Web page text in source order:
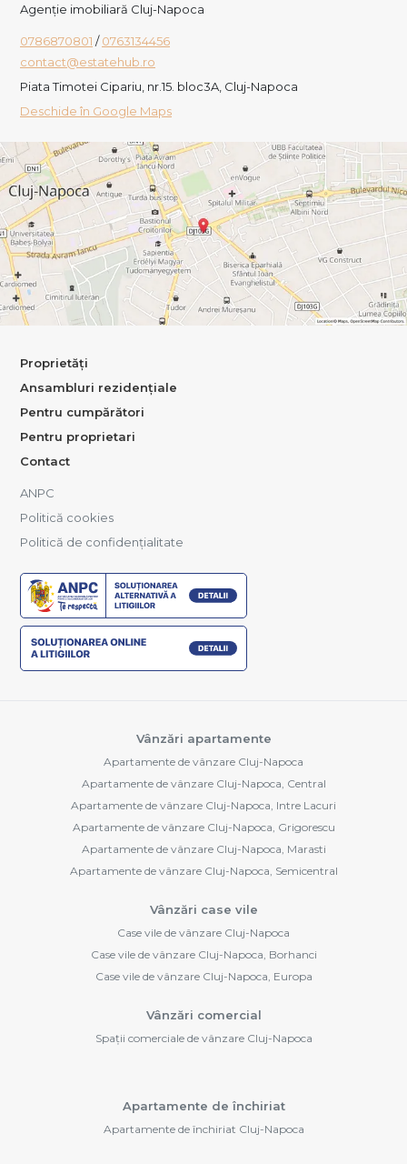
Agenție imobiliară Cluj-Napoca
0786870801 /0763134456
contact@estatehub.ro
Piata Timotei Cipariu, nr.15. bloc3A, Cluj-Napoca
Deschide în Google Maps
Proprietăți
Ansambluri rezidențiale
Pentru cumpărători
Pentru proprietari
Contact
ANPC
Politică cookies
Politică de confidențialitate
Vânzări apartamente
Apartamente de vânzare Cluj-Napoca
Apartamente de vânzare Cluj-Napoca, Central
Apartamente de vânzare Cluj-Napoca, Intre Lacuri
Apartamente de vânzare Cluj-Napoca, Grigorescu
Apartamente de vânzare Cluj-Napoca, Marasti
Apartamente de vânzare Cluj-Napoca, Semicentral
Vânzări case vile
Case vile de vânzare Cluj-Napoca
Case vile de vânzare Cluj-Napoca, Borhanci
Case vile de vânzare Cluj-Napoca, Europa
Vânzări comercial
Spații comerciale de vânzare Cluj-Napoca
Apartamente de închiriat
Apartamente de închiriat Cluj-Napoca